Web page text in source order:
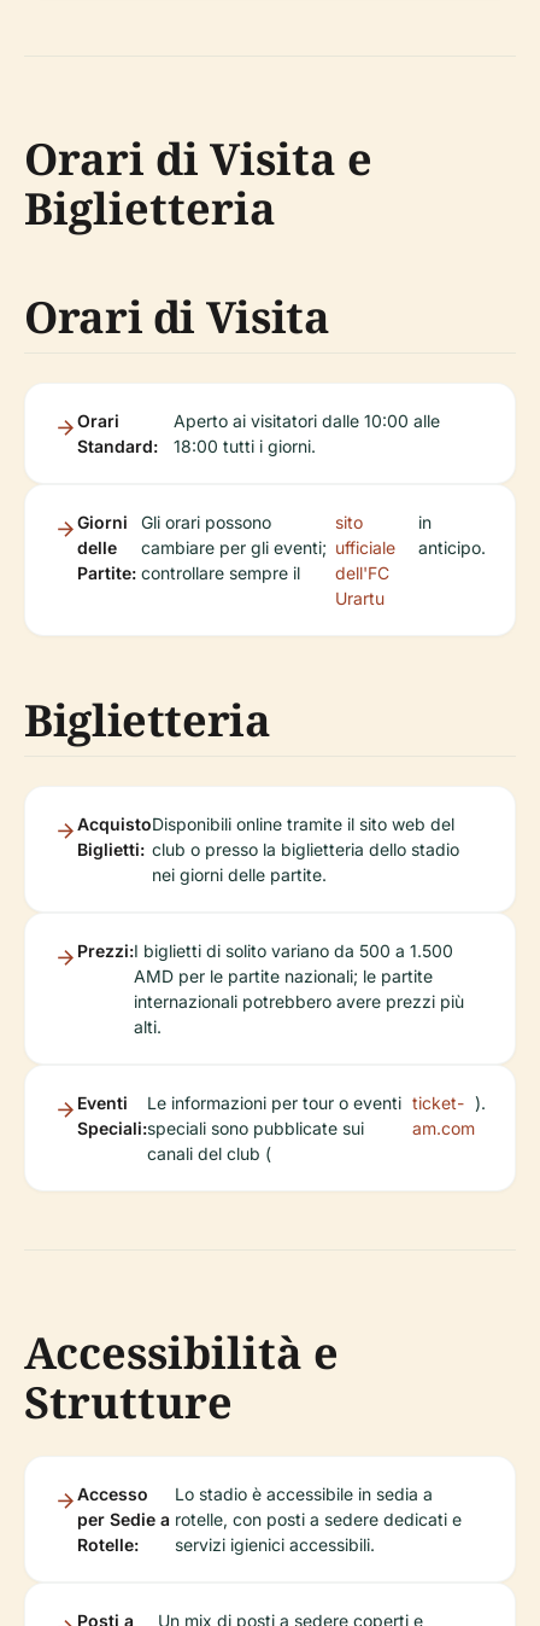
Orari di Visita e
Biglietteria
Orari di Visita
Orari
Standard:
Aperto ai visitatori dalle 10:00 alle
18:00 tutti i giorni.
Giorni
delle
Partite:
Gli orari possono
cambiare per gli eventi;
controllare sempre il
sito
ufficiale
dell'FC
Urartu
in
anticipo.
Biglietteria
Acquisto
Biglietti:
Disponibili online tramite il sito web del
club o presso la biglietteria dello stadio
nei giorni delle partite.
Prezzi:I biglietti di solito variano da 500 a 1.500
AMD per le partite nazionali; le partite
internazionali potrebbero avere prezzi più
alti.
Eventi
Speciali:
Le informazioni per tour o eventi
speciali sono pubblicate sui
canali del club (
ticket-
am.com
).
Accessibilità e
Strutture
Accesso
per Sedie a
Rotelle:
Lo stadio è accessibile in sedia a
rotelle, con posti a sedere dedicati e
servizi igienici accessibili.
Posti a
Un mix di posti a sedere coperti e